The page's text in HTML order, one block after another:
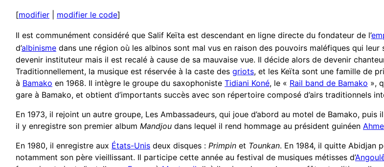
[modifier modifier le code]
Il est communément considéré que Salif Keïta est descendant en ligne directe du fondateur de l’
d’albinisme dans une région où les albinos sont mal vus en raison des pouvoirs maléfiques qui leur
devenir instituteur mais il est recalé à cause de sa mauvaise vue. Il décide alors de devenir
Traditionnellement, la musique est réservée à la caste des griots, et les Keïta sont une famille de
à Bamako en 1968. Il intègre le groupe du saxophoniste Tidiani Koné, le « Rail band de Bamako »,
gare à Bamako, et obtient d’importants succès avec son répertoire composé d’airs traditionnels
En 1973, il rejoint un autre groupe, Les Ambassadeurs, qui joue d’abord au motel de Bamako, puis il
il y enregistre son premier album Mandjou dans lequel il rend hommage au président guinéen
En 1980, il enregistre aux États-Unis deux disques : Primpin et Tounkan. En 1984, il quitte Abidjan
notamment son père vieillissant. Il participe cette année au festival de musiques métisses d’